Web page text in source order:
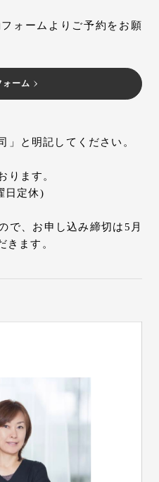
ォームよりご予約をお願
ォーム
と明記してください。
ります。
日定休)
で、お申し込み締切は5月
きます。